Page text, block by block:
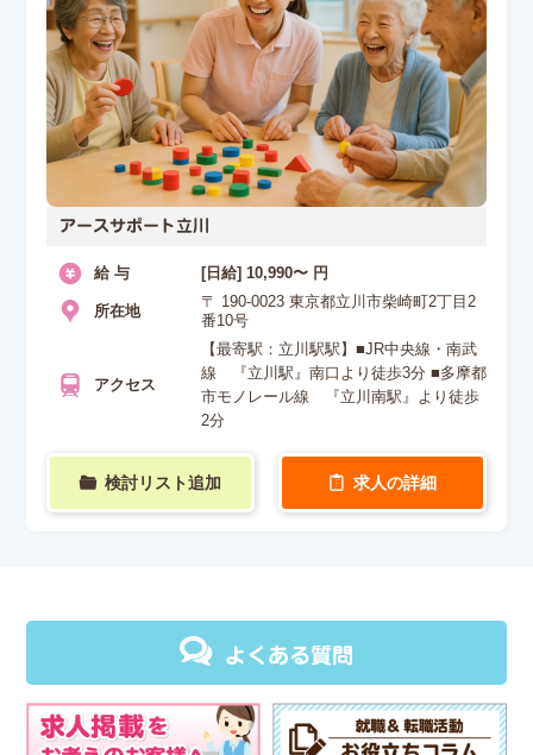
アースサポート立川
給 与 [日給] 10,990〜 円
所在地
〒 190-0023 東京都立川市柴崎町2丁目2
番10号
アクセス
【最寄駅：立川駅駅】■JR中央線・南武
線 『立川駅』南口より徒歩3分 ■多摩都
市モノレール線 『立川南駅』より徒歩
2分
検討リスト追加 求人の詳細
よくある質問